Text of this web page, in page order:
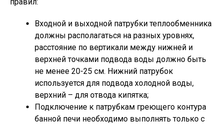
Входной и выходной патрубки теплообменника
должны располагаться на разных уровнях,
расстояние по вертикали между нижней и
верхней точками подвода воды должно быть
не менее 20-25 см. Нижний патрубок
используется для подвода холодной воды,
верхний – для отвода кипятка;
Подключение к патрубкам греющего контура
банной печи необходимо выполнять только с